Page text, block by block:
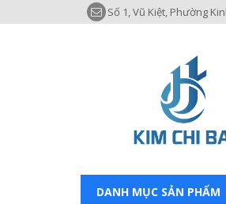
Số 1, Vũ Kiệt, Phường
DANH MỤC SẢN PHẨM